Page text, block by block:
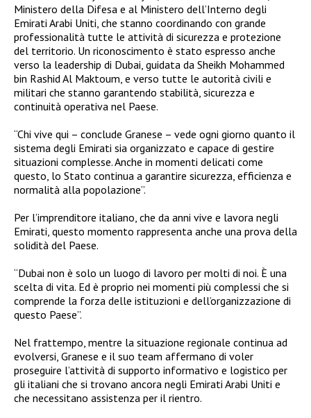
Ministero della Difesa e al Ministero dell’Interno degli
Emirati Arabi Uniti, che stanno coordinando con grande
professionalità tutte le attività di sicurezza e protezione
del territorio. Un riconoscimento è stato espresso anche
verso la leadership di Dubai, guidata da Sheikh Mohammed
bin Rashid Al Maktoum, e verso tutte le autorità civili e
militari che stanno garantendo stabilità, sicurezza e
continuità operativa nel Paese.
“Chi vive qui – conclude Granese – vede ogni giorno quanto il
sistema degli Emirati sia organizzato e capace di gestire
situazioni complesse. Anche in momenti delicati come
questo, lo Stato continua a garantire sicurezza, efficienza e
normalità alla popolazione”.
Per l’imprenditore italiano, che da anni vive e lavora negli
Emirati, questo momento rappresenta anche una prova della
solidità del Paese.
“Dubai non è solo un luogo di lavoro per molti di noi. È una
scelta di vita. Ed è proprio nei momenti più complessi che si
comprende la forza delle istituzioni e dell’organizzazione di
questo Paese”.
Nel frattempo, mentre la situazione regionale continua ad
evolversi, Granese e il suo team affermano di voler
proseguire l’attività di supporto informativo e logistico per
gli italiani che si trovano ancora negli Emirati Arabi Uniti e
che necessitano assistenza per il rientro.